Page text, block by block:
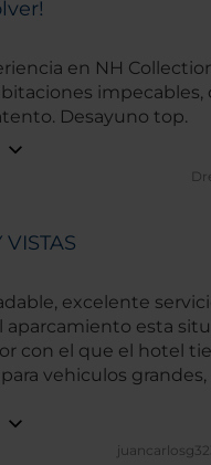
en NH
impecables,
Desayuno top.
excelente
aparcamiento esta
con el que el hotel
vehiculos grandes,